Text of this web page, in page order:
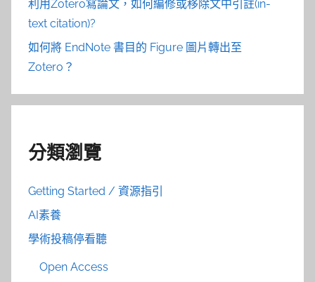
利用Zotero寫論文，如何編修或移除文中引註(in-
text citation)?
如何將 EndNote 書目的 Figure 圖片轉出至
Zotero？
分類瀏覽
Getting Started / 資源指引
AI素養
學術投稿停看聽
Open Access